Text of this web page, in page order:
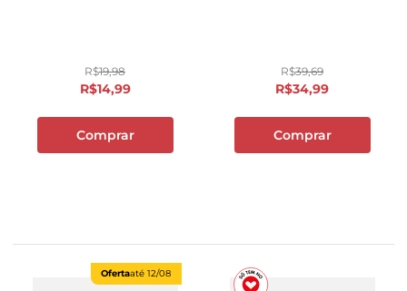
R$19,98
R$14,99
Comprar
R$39,69
R$34,99
Comprar
Ofertaaté 12/08